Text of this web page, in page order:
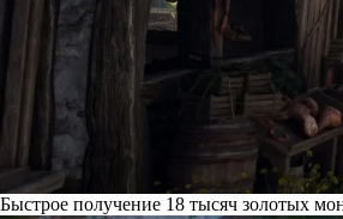
Быстрое получение 18 тысяч золотых